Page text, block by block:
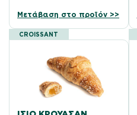
Μετάβαση στο προϊόν >>
CROISSANT